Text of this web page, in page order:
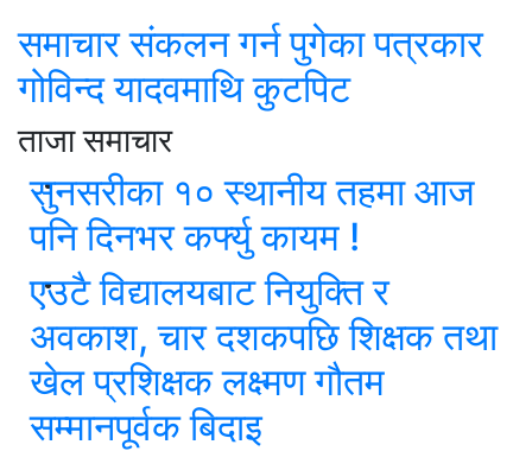
समाचार संकलन गर्न पुगेका पत्रकार
गोविन्द यादवमाथि कुटपिट
ताजा समाचार
सुनसरीका १० स्थानीय तहमा आज
पनि दिनभर कर्फ्यु कायम !
एउटै विद्यालयबाट नियुक्ति र
अवकाश, चार दशकपछि शिक्षक तथा
खेल प्रशिक्षक लक्ष्मण गौतम
सम्मानपूर्वक बिदाइ